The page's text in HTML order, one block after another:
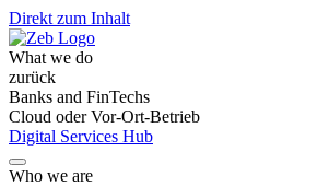
Direkt zum Inhalt
What we do
zurück
Banks and FinTechs
Cloud oder Vor-Ort-Betrieb
Digital Services Hub
Who we are